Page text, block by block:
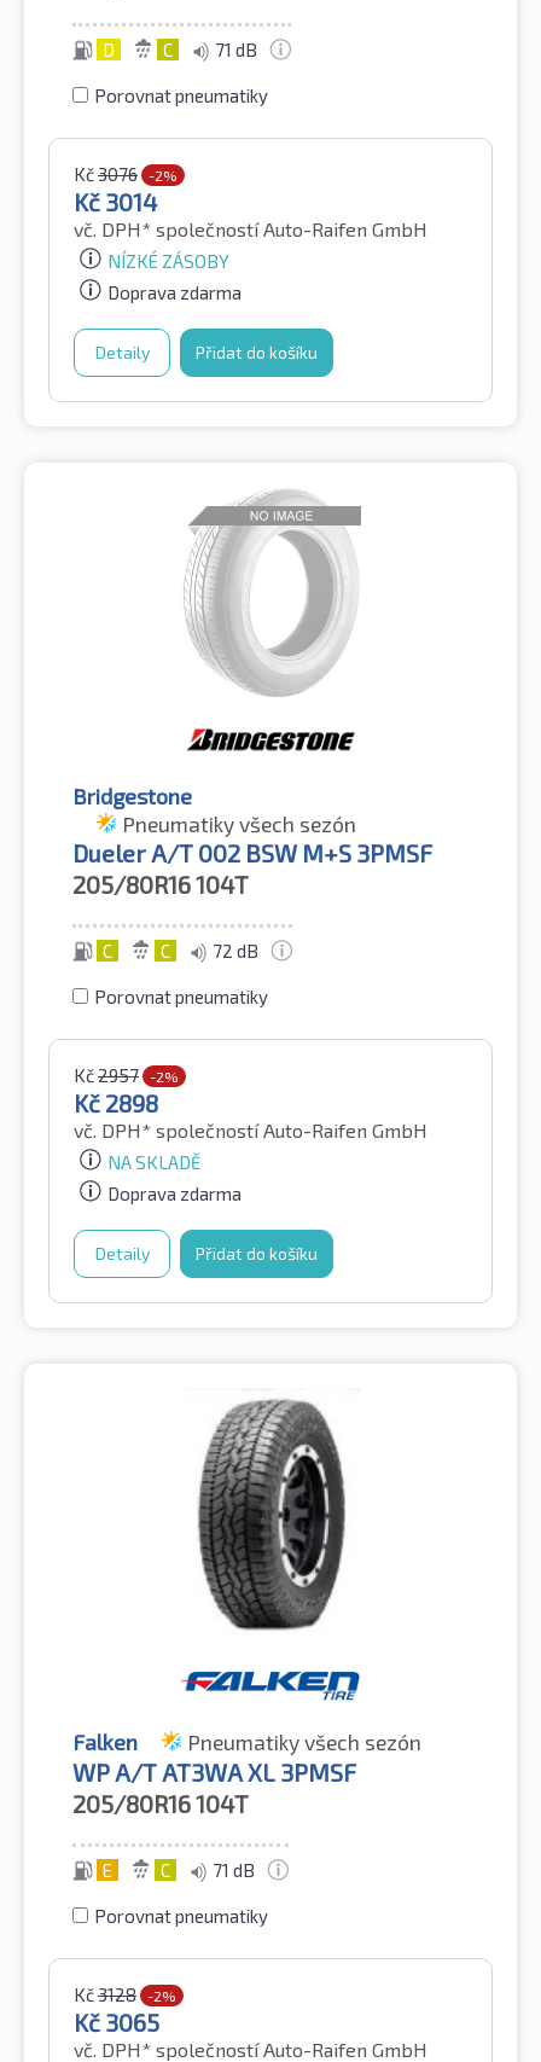
D C 71 dB
Porovnat pneumatiky
Kč3076 -2%
Kč 3014
vč. DPH* společností Auto-Raifen GmbH
NÍZKÉ ZÁSOBY
Doprava zdarma
Detaily Přidat do košíku
Bridgestone
Pneumatiky všech sezón
Dueler A/T 002 BSW M+S 3PMSF
205/80R16104T
C C 72 dB
Porovnat pneumatiky
Kč2957 -2%
Kč 2898
vč. DPH* společností Auto-Raifen GmbH
NA SKLADĚ
Doprava zdarma
Detaily Přidat do košíku
Falken Pneumatiky všech sezón
WP A/T AT3WA XL 3PMSF
205/80R16104T
E C 71 dB
Porovnat pneumatiky
Kč3128 -2%
Kč 3065
vč. DPH* společností Auto-Raifen GmbH